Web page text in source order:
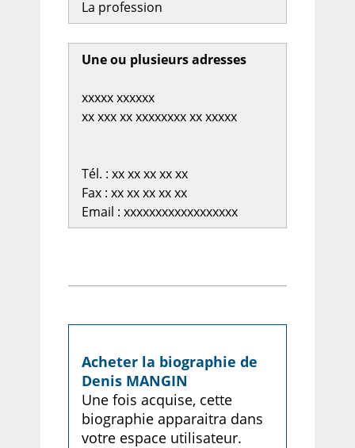
La profession
Une ou plusieurs adresses
xxxxx xxxxxx
xx xxx xx xxxxxxxx xx xxxxx
Tél. : xx xx xx xx xx
Fax : xx xx xx xx xx
Email : xxxxxxxxxxxxxxxxxx
Acheter la biographie de
Denis MANGIN
Une fois acquise, cette
biographie apparaitra dans
votre espace utilisateur.